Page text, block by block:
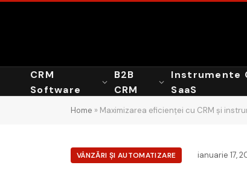
CRM
Software
B2B
CRM
Instrumente
SaaS
Home » Maximizarea eficienței cu CRM și
VÂNZĂRI ȘI AUTOMATIZARE ianuarie 17,